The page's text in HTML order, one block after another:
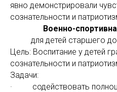
явно демонстрировали
сознательности и
Военно-
для детей старшего
Цель: Воспитание у детей
сознательности и
Задачи:
· содействовать